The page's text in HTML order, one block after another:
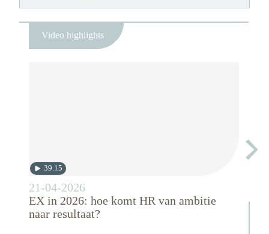
Video highlights
39.15
21-04-2026
EX in 2026: hoe komt HR van ambitie
naar resultaat?